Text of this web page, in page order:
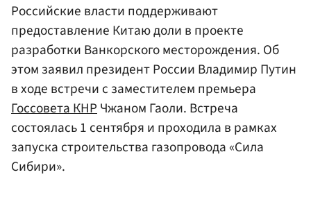
Российские власти поддерживают
предоставление Китаю доли в проекте
разработки Ванкорского месторождения. Об
этом заявил президент России Владимир Путин
в ходе встречи с заместителем премьера
Госсовета КНРЧжаном Гаоли. Встреча
состоялась 1 сентября и проходила в рамках
запуска строительства газопровода «Сила
Сибири».